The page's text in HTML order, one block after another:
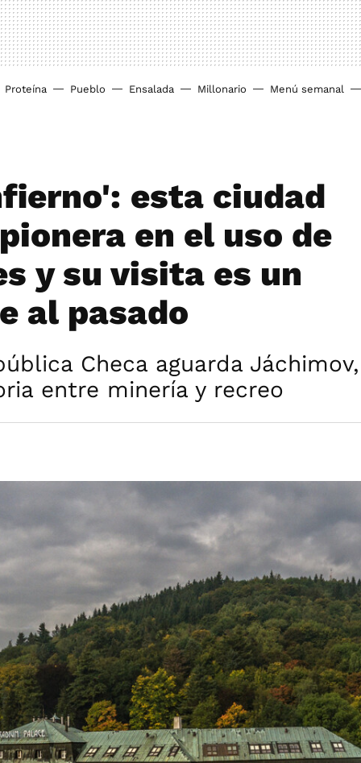
Proteína Pueblo Ensalada Millonario Menú semanal
esta ciudad
en el uso de
y su visita es un
al pasado
Checa aguarda Jáchimov,
entre minería y recreo